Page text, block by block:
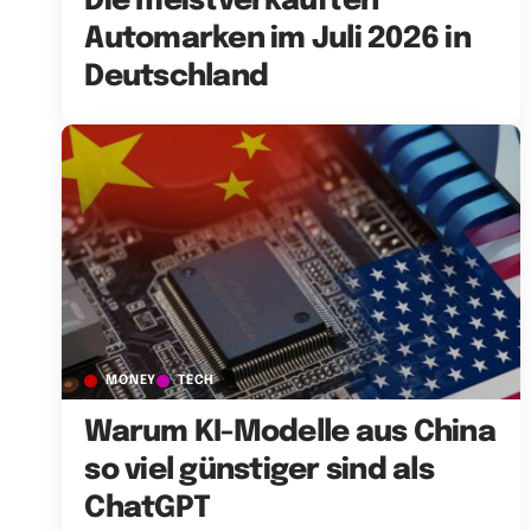
Automarken im Juli 2026 in
Deutschland
MONEY TECH
Warum KI-Modelle aus China
so viel günstiger sind als
ChatGPT